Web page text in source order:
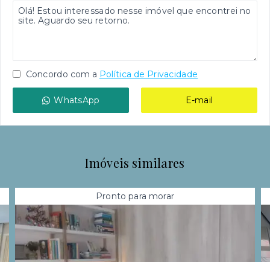
Concordo com a Política de Privacidade
WhatsApp E-mail
Imóveis similares
Pronto para morar